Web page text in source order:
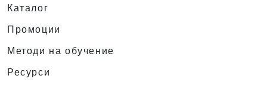
Каталог
Промоции
Методи на обучение
Ресурси